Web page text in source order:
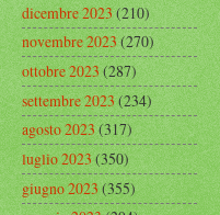
dicembre 2023(210)
novembre 2023(270)
ottobre 2023(287)
settembre 2023(234)
agosto 2023(317)
luglio 2023(350)
giugno 2023(355)